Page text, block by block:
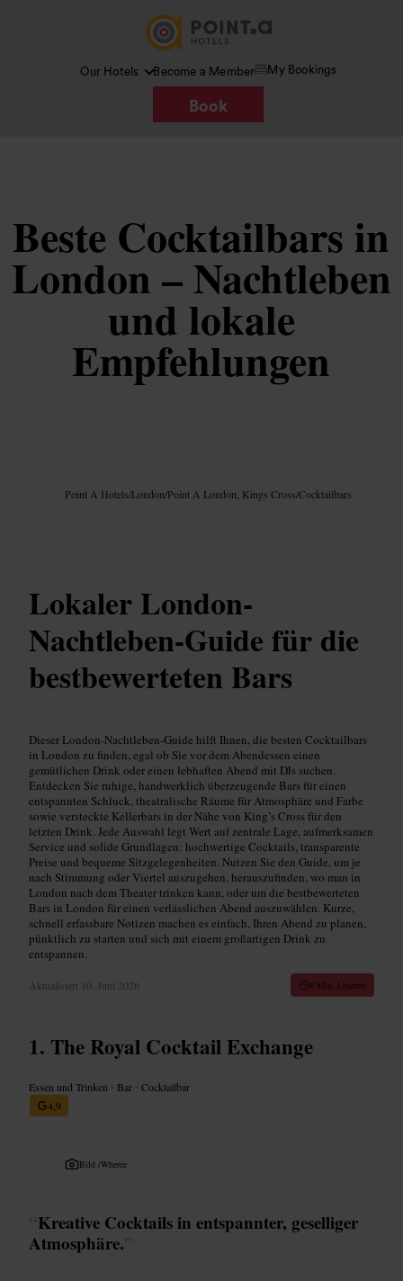
Our Hotels Become a Member My Bookings
Book
Beste Cocktailbars in
London – Nachtleben
und lokale
Empfehlungen
Point A Hotels/London/Point A London, Kings Cross/Cocktailbars
Lokaler London-
Nachtleben-Guide für die
bestbewerteten Bars
Dieser London-Nachtleben-Guide hilft Ihnen, die besten Cocktailbars
in London zu finden, egal ob Sie vor dem Abendessen einen
gemütlichen Drink oder einen lebhaften Abend mit DJs suchen.
Entdecken Sie ruhige, handwerklich überzeugende Bars für einen
entspannten Schluck, theatralische Räume für Atmosphäre und Farbe
sowie versteckte Kellerbars in der Nähe von King’s Cross für den
letzten Drink. Jede Auswahl legt Wert auf zentrale Lage, aufmerksamen
Service und solide Grundlagen: hochwertige Cocktails, transparente
Preise und bequeme Sitzgelegenheiten. Nutzen Sie den Guide, um je
nach Stimmung oder Viertel auszugehen, herauszufinden, wo man in
London nach dem Theater trinken kann, oder um die bestbewerteten
Bars in London für einen verlässlichen Abend auszuwählen. Kurze,
schnell erfassbare Notizen machen es einfach, Ihren Abend zu planen,
pünktlich zu starten und sich mit einem großartigen Drink zu
entspannen.
Aktualisiert 10. Juni 2026 8 Min. Lesezeit
The Royal Cocktail Exchange
Essen und Trinken • Bar •Cocktailbar
4,9
Bild /Wheree
“Kreative Cocktails in entspannter, geselliger
Atmosphäre.”